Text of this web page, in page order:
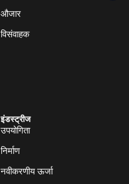
औजार
विसंवाहक
इंडस्ट्रीज
उपयोगिता
निर्माण
नवीकरणीय ऊर्जा